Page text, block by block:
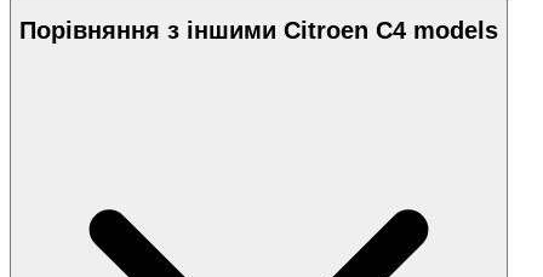
Порівняння з іншими Citroen C4 models